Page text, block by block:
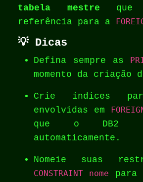
tabela mestre que
referência para a
💡 Dicas
Defina sempre as
momento da criação
Crie índices
envolvidas em
que o DB2
automaticamente.
Nomeie suas
CONSTRAINT nome